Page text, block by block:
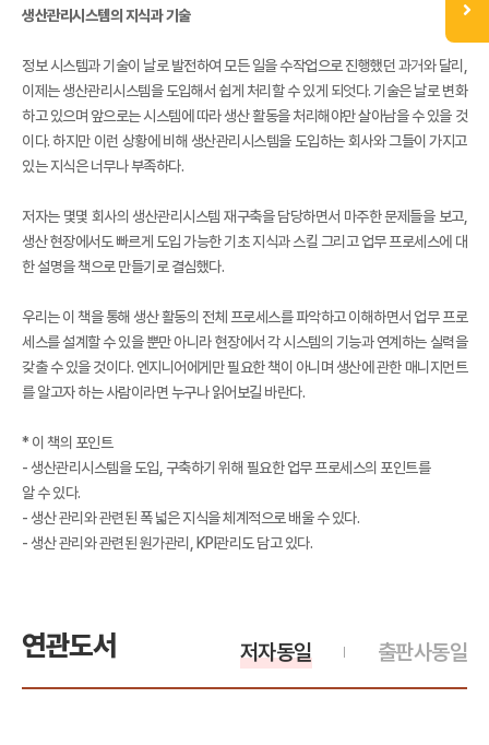
생산관리시스템의 지식과 기술
정보 시스템과 기술이 날로 발전하여 모든 일을 수작업으로 진행했던 과거와 달리,
이제는 생산관리시스템을 도입해서 쉽게 처리할 수 있게 되엇다. 기술은 날로 변화
하고 있으며 앞으로는 시스템에 따라 생산 활동을 처리해야만 살아남을 수 있을 것
이다. 하지만 이런 상황에 비해 생산관리시스템을 도입하는 회사와 그들이 가지고
있는 지식은 너무나 부족하다.
저자는 몇몇 회사의 생산관리시스템 재구축을 담당하면서 마주한 문제들을 보고,
생산 현장에서도 빠르게 도입 가능한 기초 지식과 스킬 그리고 업무 프로세스에 대
한 설명을 책으로 만들기로 결심했다.
우리는 이 책을 통해 생산 활동의 전체 프로세스를 파악하고 이해하면서 업무 프로
세스를 설계할 수 있을 뿐만 아니라 현장에서 각 시스템의 기능과 연계하는 실력을
갖출 수 있을 것이다. 엔지니어에게만 필요한 책이 아니며 생산에 관한 매니지먼트
를 알고자 하는 사람이라면 누구나 읽어보길 바란다.
* 이 책의 포인트
- 생산관리시스템을 도입, 구축하기 위해 필요한 업무 프로세스의 포인트를
알 수 있다.
- 생산 관리와 관련된 폭 넓은 지식을 체계적으로 배울 수 있다.
- 생산 관리와 관련된 원가관리, KPI관리도 담고 있다.
연관도서 출판사동일
저자동일